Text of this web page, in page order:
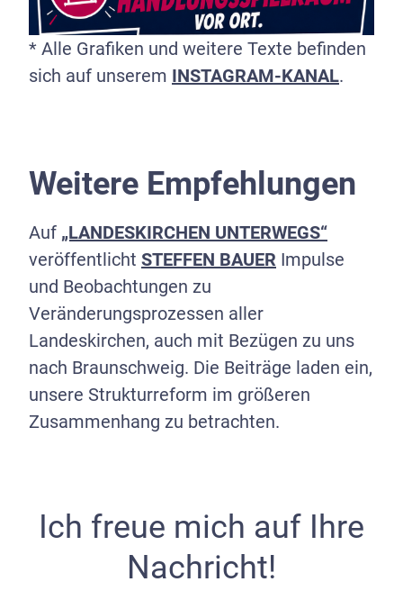
* Alle Grafiken und weitere Texte befinden
sich auf unserem INSTAGRAM-KANAL.
Weitere Empfehlungen
Auf „LANDESKIRCHEN UNTERWEGS“
veröffentlicht STEFFEN BAUER Impulse
und Beobachtungen zu
Veränderungsprozessen aller
Landeskirchen, auch mit Bezügen zu uns
nach Braunschweig. Die Beiträge laden ein,
unsere Strukturreform im größeren
Zusammenhang zu betrachten.
Ich freue mich auf Ihre
Nachricht!